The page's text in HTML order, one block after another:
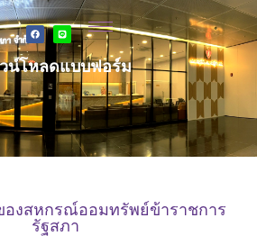
น์โหลดแบบฟอร์ม
งสหกรณ์ออมทรัพย์ข้าราชการ
รัฐสภา